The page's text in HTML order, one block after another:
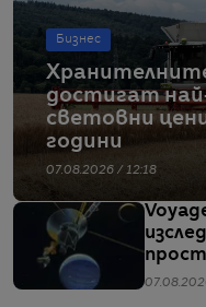
Бизнес
достигат
световни
години
07.08.2026 / 12:18